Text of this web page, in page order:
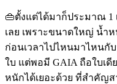
👜ตั้งแต่ได้มาก็ประมาณ 1
เลย เพราะขนาดใหญ่ น้ำ
ก่อนเวลาไปไหนมาไหนกั
ใบ แต่พอมี GAIA ถือใบเดี
หนักได้เยอะด้วย ที่สำคัญ